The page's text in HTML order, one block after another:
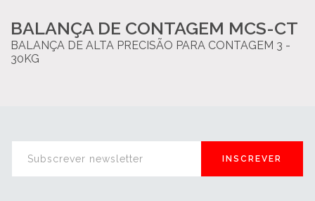
BALANÇA DE CONTAGEM MCS-CT
BALANÇA DE ALTA PRECISÃO PARA CONTAGEM 3 -
30KG
INSCREVER